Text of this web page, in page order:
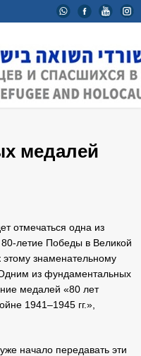
медалей
медалей
отмечаться одна из
летие Победы в Великой
знаменательному
из фундаментальных
медалей «80 лет
1941–1945 гг.»,
начало передавать эти